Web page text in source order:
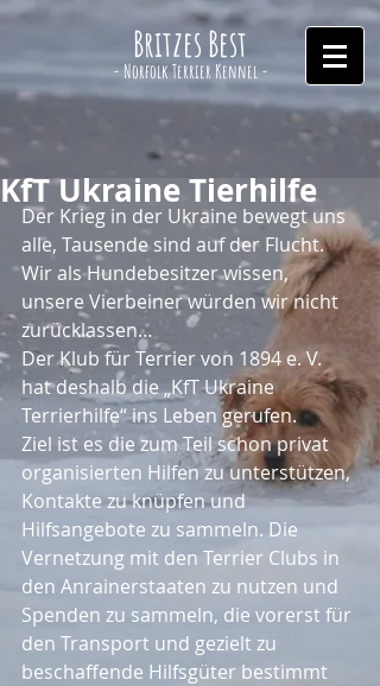
Britzes Best
- Norfolk Terrier Kennel -
KfT Ukraine Tierhilfe
Der Krieg in der Ukraine bewegt uns
alle, Tausende sind auf der Flucht.
Wir als Hundebesitzer wissen,
unsere Vierbeiner würden wir nicht
zurücklassen…
Der Klub für Terrier von 1894 e. V.
hat deshalb die „KfT Ukraine
Terrierhilfe“ ins Leben gerufen.
Ziel ist es die zum Teil schon privat
organisierten Hilfen zu unterstützen,
Kontakte zu knüpfen und
Hilfsangebote zu sammeln. Die
Vernetzung mit den Terrier Clubs in
den Anrainerstaaten zu nutzen und
Spenden zu sammeln, die vorerst für
den Transport und gezielt zu
beschaffende Hilfsgüter bestimmt